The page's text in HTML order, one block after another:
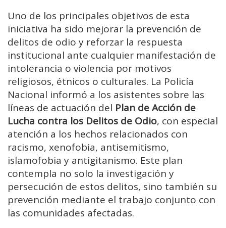
Uno de los principales objetivos de esta
iniciativa ha sido mejorar la prevención de
delitos de odio y reforzar la respuesta
institucional ante cualquier manifestación de
intolerancia o violencia por motivos
religiosos, étnicos o culturales. La Policía
Nacional informó a los asistentes sobre las
líneas de actuación del Plan de Acción de
Lucha contra los Delitos de Odio, con especial
atención a los hechos relacionados con
racismo, xenofobia, antisemitismo,
islamofobia y antigitanismo. Este plan
contempla no solo la investigación y
persecución de estos delitos, sino también su
prevención mediante el trabajo conjunto con
las comunidades afectadas.